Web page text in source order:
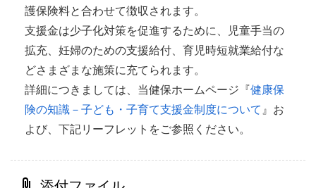
護保険料と合わせて徴収されます。
支援金は少子化対策を促進するために、児童手当の
拡充、妊婦のための支援給付、育児時短就業給付な
どさまざまな施策に充てられます。
詳細につきましては、当健保ホームページ『健康保
険の知識－子ども・子育て支援金制度について』お
よび、下記リーフレットをご参照ください。